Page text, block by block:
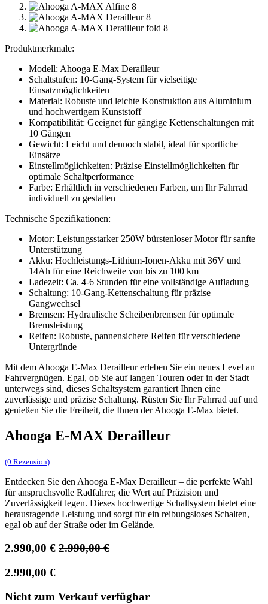
Produktmerkmale:
Modell: Ahooga E-Max Derailleur
Schaltstufen: 10-Gang-System für vielseitige
Einsatzmöglichkeiten
Material: Robuste und leichte Konstruktion aus Aluminium
und hochwertigem Kunststoff
Kompatibilität: Geeignet für gängige Kettenschaltungen mit
10 Gängen
Gewicht: Leicht und dennoch stabil, ideal für sportliche
Einsätze
Einstellmöglichkeiten: Präzise Einstellmöglichkeiten für
optimale Schaltperformance
Farbe: Erhältlich in verschiedenen Farben, um Ihr Fahrrad
individuell zu gestalten
Technische Spezifikationen:
Motor: Leistungsstarker 250W bürstenloser Motor für sanfte
Unterstützung
Akku: Hochleistungs-Lithium-Ionen-Akku mit 36V und
14Ah für eine Reichweite von bis zu 100 km
Ladezeit: Ca. 4-6 Stunden für eine vollständige Aufladung
Schaltung: 10-Gang-Kettenschaltung für präzise
Gangwechsel
Bremsen: Hydraulische Scheibenbremsen für optimale
Bremsleistung
Reifen: Robuste, pannensichere Reifen für verschiedene
Untergründe
Mit dem Ahooga E-Max Derailleur erleben Sie ein neues Level an
Fahrvergnügen. Egal, ob Sie auf langen Touren oder in der Stadt
unterwegs sind, dieses Schaltsystem garantiert Ihnen eine
zuverlässige und präzise Schaltung. Rüsten Sie Ihr Fahrrad auf und
genießen Sie die Freiheit, die Ihnen der Ahooga E-Max bietet.
Ahooga E-MAX Derailleur
(0 Rezension)
Entdecken Sie den Ahooga E-Max Derailleur – die perfekte Wahl
für anspruchsvolle Radfahrer, die Wert auf Präzision und
Zuverlässigkeit legen. Dieses hochwertige Schaltsystem bietet eine
herausragende Leistung und sorgt für ein reibungsloses Schalten,
egal ob auf der Straße oder im Gelände.
2.990,00 € 2.990,00€
2.990,00 €
Nicht zum Verkauf verfügbar